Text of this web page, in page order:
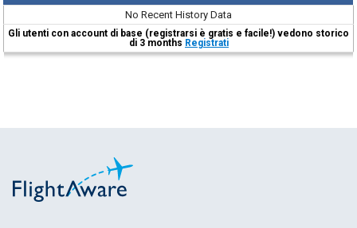
No Recent History Data
Gli utenti con account di base (registrarsi è gratis e facile!) vedono storico
di 3 months Registrati